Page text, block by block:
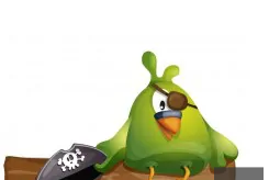
- Inodores, elles sont